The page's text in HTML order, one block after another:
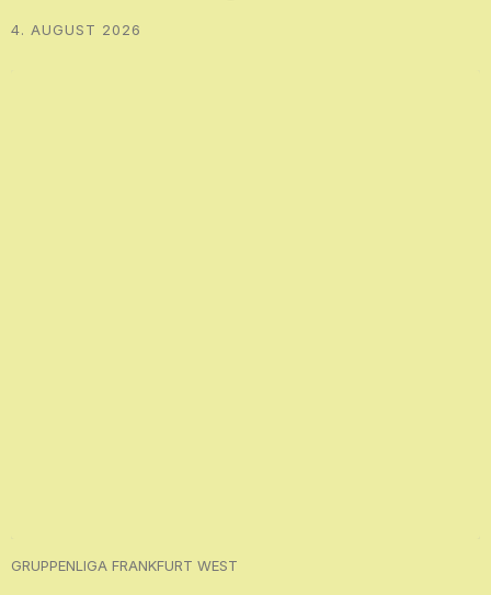
4. AUGUST 2026
GRUPPENLIGA FRANKFURT WEST